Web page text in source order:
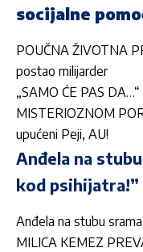
socijalne
POUČNA ŽIVOTNA
postao milijarder
„SAMO ĆE PAS
MISTERIOZNOM
upućeni Peji, AU!
Anđela na
kod psihijatra!”
Anđela na stubu
MILICA KEMEZ